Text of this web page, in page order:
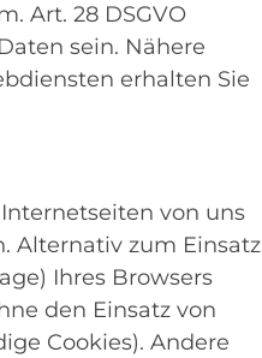
Art. 28 DSGVO
sein. Nähere
erhalten Sie
von uns
Alternativ zum Einsatz
Ihres Browsers
den Einsatz von
Cookies). Andere